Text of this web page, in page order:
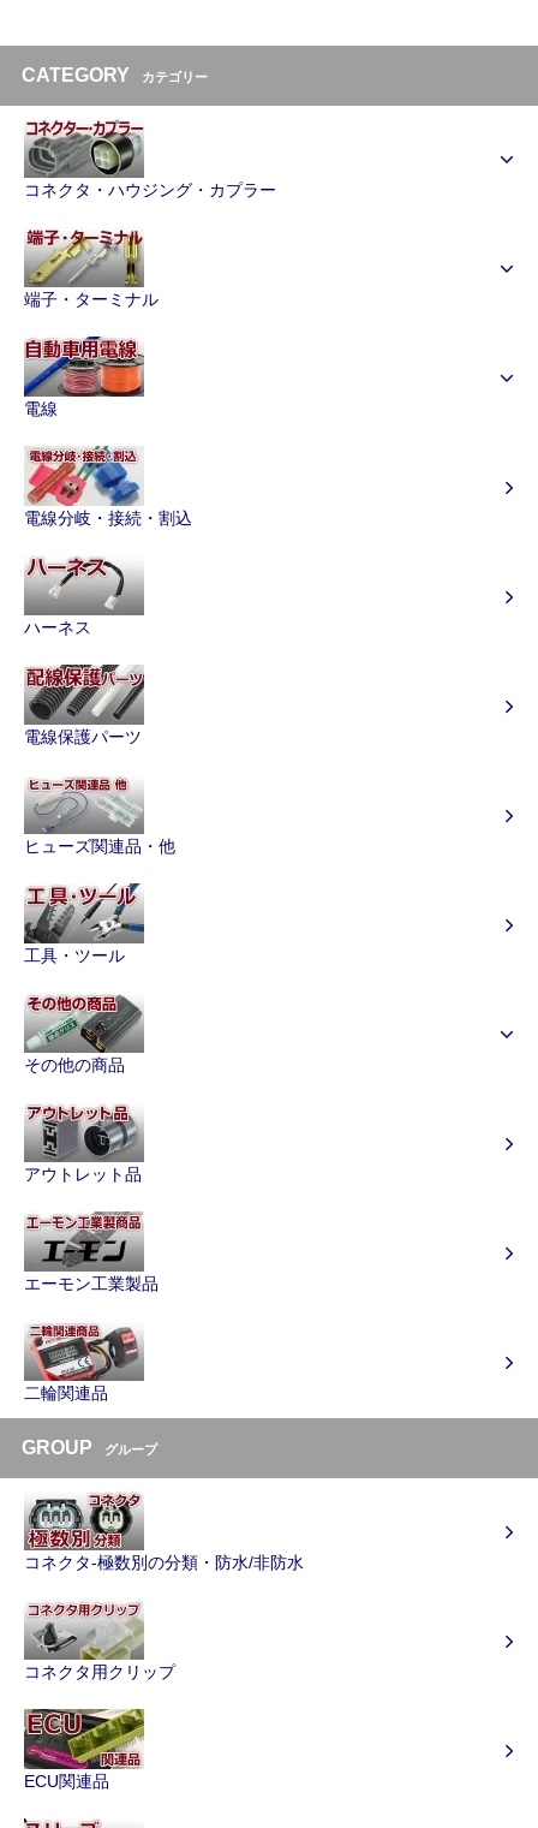
CATEGORY カテゴリー
コネクタ・ハウジング・カプラー
端子・ターミナル
電線
電線分岐・接続・割込
ハーネス
電線保護パーツ
ヒューズ関連品・他
工具・ツール
その他の商品
アウトレット品
エーモン工業製品
二輪関連品
GROUP グループ
コネクタ-極数別の分類・防水/非防水
コネクタ用クリップ
ECU関連品